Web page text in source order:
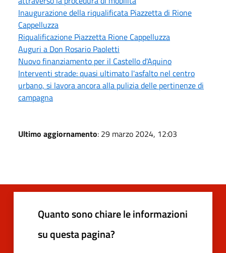
Inaugurazione della riqualificata Piazzetta di Rione
Cappelluzza
Riqualificazione Piazzetta Rione Cappelluzza
Auguri a Don Rosario Paoletti
Nuovo finanziamento per il Castello d'Aquino
Interventi strade: quasi ultimato l'asfalto nel centro
urbano, si lavora ancora alla pulizia delle pertinenze di
campagna
Ultimo aggiornamento: 29 marzo 2024, 12:03
Quanto sono chiare le informazioni
su questa pagina?